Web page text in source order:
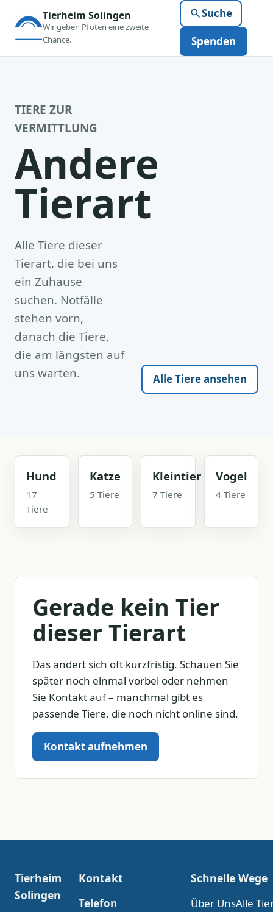
Tierheim Solingen
Wir geben Pfoten eine zweite
Chance.
Suche
Spenden
TIERE ZUR
VERMITTLUNG
Andere
Tierart
Alle Tiere dieser
Tierart, die bei uns
ein Zuhause
suchen. Notfälle
stehen vorn,
danach die Tiere,
die am längsten auf
uns warten.
Alle Tiere ansehen
Hund
17
Tiere
Katze
5 Tiere
Kleintier
7 Tiere
Vogel
4 Tiere
Gerade kein Tier
dieser Tierart
Das ändert sich oft kurzfristig. Schauen Sie
später noch einmal vorbei oder nehmen
Sie Kontakt auf – manchmal gibt es
passende Tiere, die noch nicht online sind.
Kontakt aufnehmen
Tierheim
Solingen
Kontakt
Telefon
Schnelle Wege
Über UnsAlle